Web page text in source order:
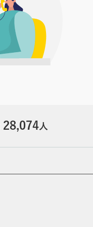
28,074人